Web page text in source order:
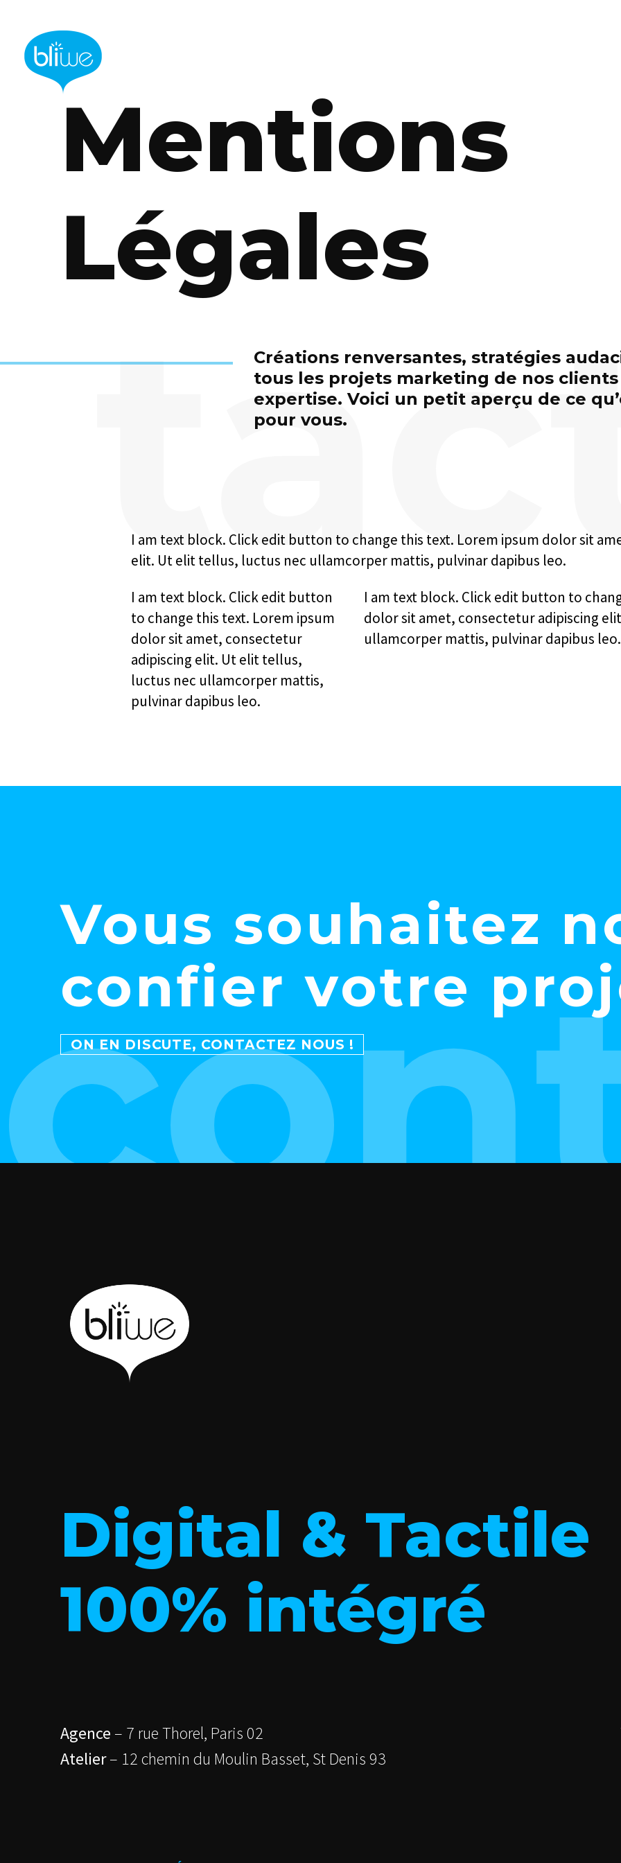
Mentions
Légales
Créations renversantes, stratégies
tous les projets marketing de nos
expertise. Voici un petit aperçu de ce
pour vous.
I am text block. Click edit button to change this text. Lorem ipsum dolor sit
elit. Ut elit tellus, luctus nec ullamcorper mattis, pulvinar dapibus leo.
I am text block. Click edit button
to change this text. Lorem ipsum
dolor sit amet, consectetur
adipiscing elit. Ut elit tellus,
luctus nec ullamcorper mattis,
pulvinar dapibus leo.
I am text block. Click edit button to
dolor sit amet, consectetur adipiscing
ullamcorper mattis, pulvinar dapibus leo.
Vous souhaitez
confier votre
ON EN DISCUTE, CONTACTEZ NOUS !
Digital & Tactile
100% intégré
Agence – 7 rue Thorel, Paris 02
Atelier– 12 chemin du Moulin Basset, St Denis 93